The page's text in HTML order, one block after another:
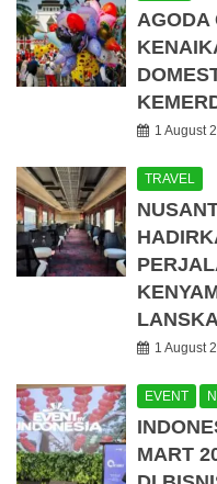
AGODA
1 August
TRAVEL
1 August
EVENT
MART